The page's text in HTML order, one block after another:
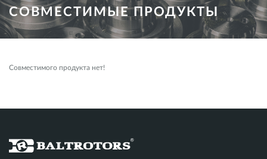
СОВМЕСТИМЫЕ ПРОДУКТЫ
Совместимого продукта нет!